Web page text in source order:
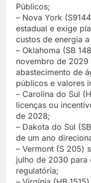
Públicos;
– Nova York
estadual e exige
custos de energia
– Oklahoma (SB
novembro de
abastecimento de
públicos e valores
– Carolina do Sul
licenças ou
de 2028;
– Dakota do Sul
de um ano
– Vermont (S 205)
julho de 2030 para
regulatória;